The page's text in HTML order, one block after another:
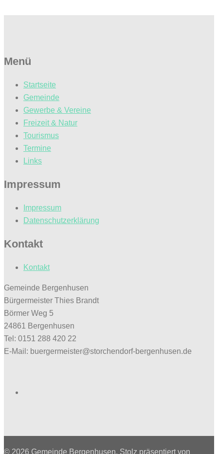
Menü
Startseite
Gemeinde
Gewerbe & Vereine
Freizeit & Natur
Tourismus
Termine
Links
Impressum
Impressum
Datenschutzerklärung
Kontakt
Kontakt
Gemeinde Bergenhusen
Bürgermeister Thies Brandt
Börmer Weg 5
24861 Bergenhusen
Tel: 0151 288 420 22
E-Mail: buergermeister@storchendorf-bergenhusen.de
© 2026 Gemeinde Bergenhusen. Stolz präsentiert von